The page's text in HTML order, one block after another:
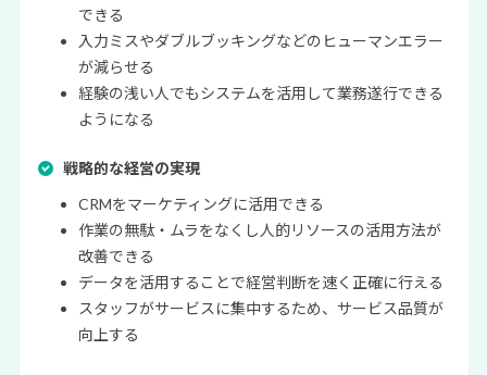
できる
入力ミスやダブルブッキングなどのヒューマンエラー
が減らせる
経験の浅い人でもシステムを活用して業務遂行できる
ようになる
戦略的な経営の実現
CRMをマーケティングに活用できる
作業の無駄・ムラをなくし人的リソースの活用方法が
改善できる
データを活用することで経営判断を速く正確に行える
スタッフがサービスに集中するため、サービス品質が
向上する